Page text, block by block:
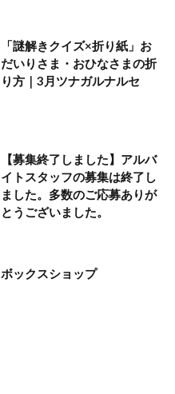
「謎解きクイズ×折り紙」お
だいりさま・おひなさまの折
り方｜3月ツナガルナルセ
【募集終了しました】アルバ
イトスタッフの募集は終了し
ました。多数のご応募ありが
とうございました。
ボックスショップ